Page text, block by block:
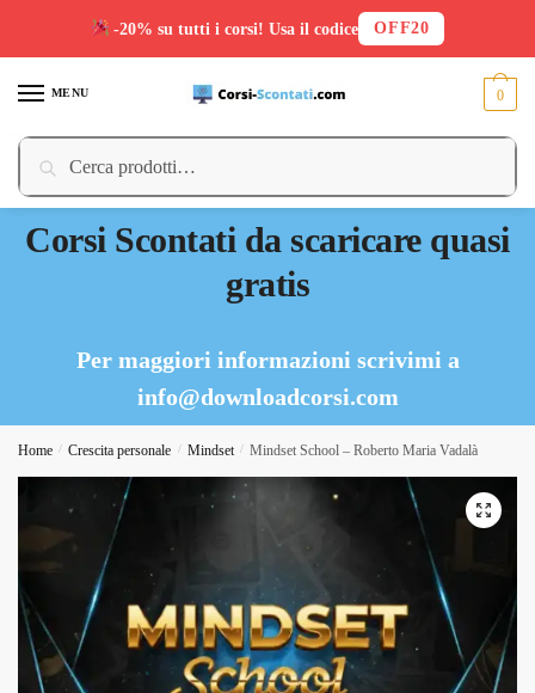
MENU
Cerca:
Cerca
0
Corsi Scontati da scaricare quasi
gratis
Per maggiori informazioni scrivimi a
info@downloadcorsi.com
Home / Crescita personale / Mindset / Mindset School – Roberto Maria Vadalà
-20% su tutti i corsi! Usa il codice OFF20